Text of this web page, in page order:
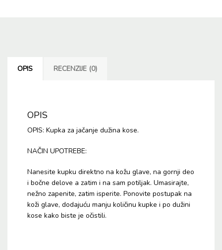
OPIS RECENZIJE (0)
OPIS
OPIS: Kupka za jačanje dužina kose.
NAČIN UPOTREBE:
Nanesite kupku direktno na kožu glave, na gornji deo
i bočne delove a zatim i na sam potiljak. Umasirajte,
nežno zapenite, zatim isperite. Ponovite postupak na
koži glave, dodajuću manju količinu kupke i po dužini
kose kako biste je očistili.